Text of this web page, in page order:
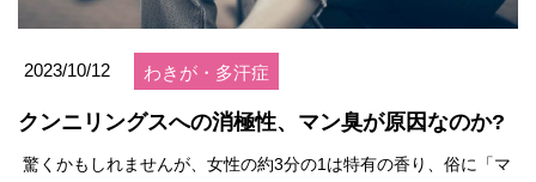
2023/10/12 わきが・多汗症
クンニリングスへの消極性、マン臭が原因なのか?
驚くかもしれませんが、女性の約3分の1は特有の香り、俗に「マ